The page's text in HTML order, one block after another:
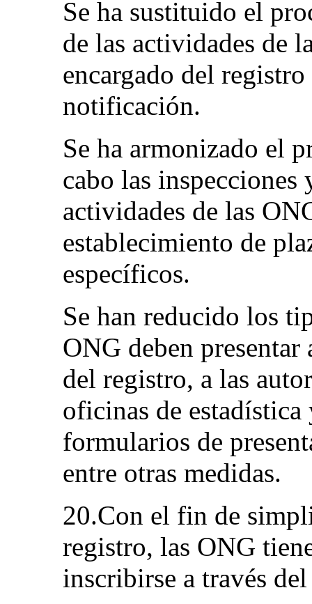
Se ha sustituido el
de las actividades de
encargado del
notificación.
Se ha armonizado el
cabo las inspecciones
actividades de las
establecimiento de
específicos.
Se han reducido los
ONG deben presentar
del registro, a las
oficinas de
formularios de
entre otras medidas.
20.Con el fin de
registro, las ONG
inscribirse a través